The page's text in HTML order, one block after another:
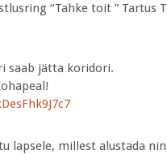
“Tahke toit ” Tartus
saab jätta koridori.
lapsele, millest alustada